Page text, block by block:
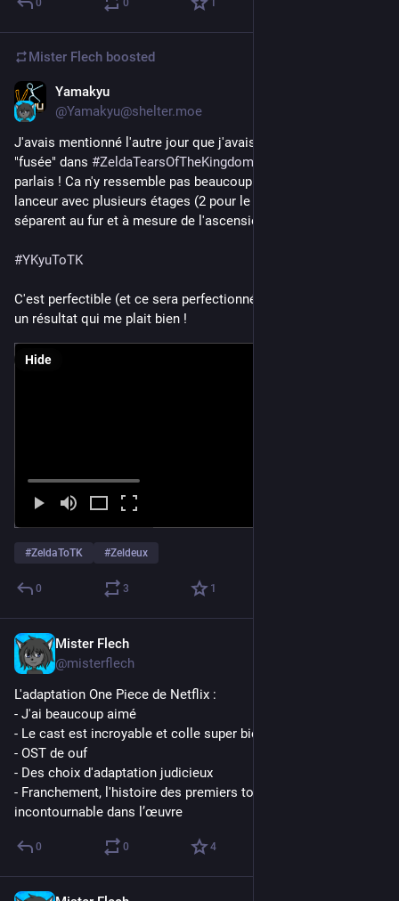
Mister Flech boosted
Yamakyu
@Yamakyu@shelter.moe
J'avais mentionné l'autre jour que j'avais réussi à faire une
"fusée" dans #ZeldaTearsOfTheKingdom
parlais ! Ca n'y ressemble pas beaucoup mais on a bien un
lanceur avec plusieurs étages (2 pour le moment) qui se
séparent au fur et à mesure de l'ascension
#YKyuToTK
C'est perfectible (et ce sera perfectionné 😌), mais c'est déjà
un résultat qui me plait bien !
Hide
#ZeldaToTK #Zeldeux
0 3 1
Mister Flech
@misterflech
L'adaptation One Piece de Netflix :
- J'ai beaucoup aimé
- Le cast est incroyable et colle super bien aux persos
- OST de ouf
- Des choix d'adaptation judicieux
- Franchement, l'histoire des premiers tomes reste culte et
incontournable dans l’œuvre
0 0 4